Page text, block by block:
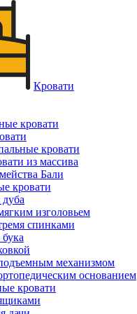
Кровати
кровати
кровати
из массива
Бали
кровати
изголовьем
спинками
механизмом
основанием
кровати